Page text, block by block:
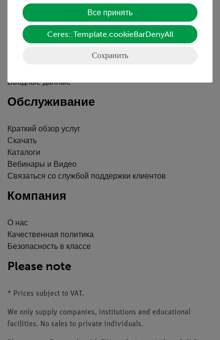
Информация
Условия сотрудничества
Вводные данные
Обслуживание
Краткий обзор услуг
Скачать
Каталоги
Вебинары и Видео
Связаться со службой поддержки клиентов
Компания
О нас
Качественная политика
Безопасность в классе
Please note
* Prices subject to VAT.
We only supply companies, institutions and educational
facilities. No sales to private individuals.
Все принять
Ceres::Template.cookieBarDenyAll
Сохранить